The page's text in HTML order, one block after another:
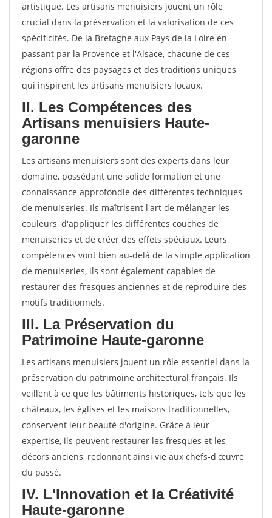
artistique. Les artisans menuisiers jouent un rôle
crucial dans la préservation et la valorisation de ces
spécificités. De la Bretagne aux Pays de la Loire en
passant par la Provence et l'Alsace, chacune de ces
régions offre des paysages et des traditions uniques
qui inspirent les artisans menuisiers locaux.
II. Les Compétences des
Artisans menuisiers Haute-
garonne
Les artisans menuisiers sont des experts dans leur
domaine, possédant une solide formation et une
connaissance approfondie des différentes techniques
de menuiseries. Ils maîtrisent l'art de mélanger les
couleurs, d'appliquer les différentes couches de
menuiseries et de créer des effets spéciaux. Leurs
compétences vont bien au-delà de la simple application
de menuiseries, ils sont également capables de
restaurer des fresques anciennes et de reproduire des
motifs traditionnels.
III. La Préservation du
Patrimoine Haute-garonne
Les artisans menuisiers jouent un rôle essentiel dans la
préservation du patrimoine architectural français. Ils
veillent à ce que les bâtiments historiques, tels que les
châteaux, les églises et les maisons traditionnelles,
conservent leur beauté d'origine. Grâce à leur
expertise, ils peuvent restaurer les fresques et les
décors anciens, redonnant ainsi vie aux chefs-d'œuvre
du passé.
IV. L'Innovation et la Créativité
Haute-garonne